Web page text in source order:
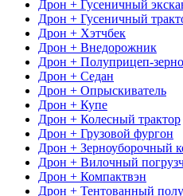
Дрон + Гусеничный
Дрон + Гусеничный
Дрон + Хэтчбек
Дрон + Внедорожник
Дрон + Полуприцеп-
Дрон + Седан
Дрон + Опрыскиватель
Дрон + Купе
Дрон + Колесный трактор
Дрон + Грузовой фургон
Дрон + Зерноуборочный
Дрон + Вилочный
Дрон + Компактвэн
Дрон + Тентованный